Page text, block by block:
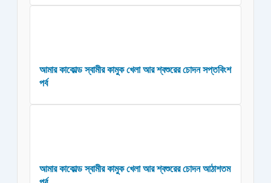
আমার কাকোল্ড স্বামীর কামুক খেলা আর শ্বশুরের চোদন সপ্তবিংশ
পর্ব
আমার কাকোল্ড স্বামীর কামুক খেলা আর শ্বশুরের চোদন আঠাশতম